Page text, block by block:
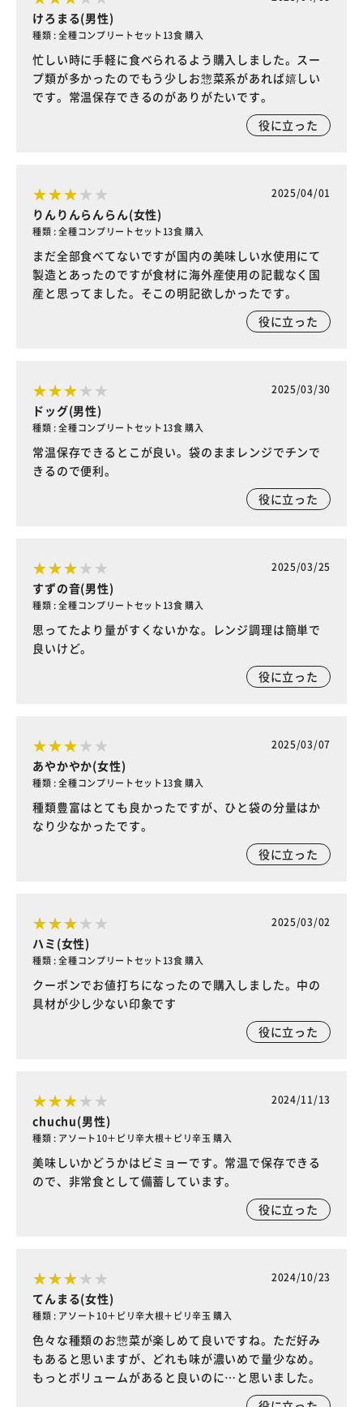
けろまる(男性)
種類 : 全種コンプリートセット13食 購入
忙しい時に手軽に食べられるよう購入しました。スー
プ類が多かったのでもう少しお惣菜系があれば嬉しい
です。常温保存できるのがありがたいです。
役に立った
2025/04/01
りんりんらんらん(女性)
種類 : 全種コンプリートセット13食 購入
まだ全部食べてないですが国内の美味しい水使用にて
製造とあったのですが食材に海外産使用の記載なく国
産と思ってました。そこの明記欲しかったです。
役に立った
2025/03/30
ドッグ(男性)
種類 : 全種コンプリートセット13食 購入
常温保存できるとこが良い。袋のままレンジでチンで
きるので便利。
役に立った
2025/03/25
すずの音(男性)
種類 : 全種コンプリートセット13食 購入
思ってたより量がすくないかな。レンジ調理は簡単で
良いけど。
役に立った
2025/03/07
あやかやか(女性)
種類 : 全種コンプリートセット13食 購入
種類豊富はとても良かったですが、ひと袋の分量はか
なり少なかったです。
役に立った
2025/03/02
ハミ(女性)
種類 : 全種コンプリートセット13食 購入
クーポンでお値打ちになったので購入しました。中の
具材が少し少ない印象です
役に立った
2024/11/13
chuchu(男性)
種類 : アソート10＋ピリ辛大根＋ピリ辛玉 購入
美味しいかどうかはビミョーです。常温で保存できる
ので、非常食として備蓄しています。
役に立った
2024/10/23
てんまる(女性)
種類 : アソート10＋ピリ辛大根＋ピリ辛玉 購入
色々な種類のお惣菜が楽しめて良いですね。ただ好み
もあると思いますが、どれも味が濃いめで量少なめ。
もっとボリュームがあると良いのに…と思いました。